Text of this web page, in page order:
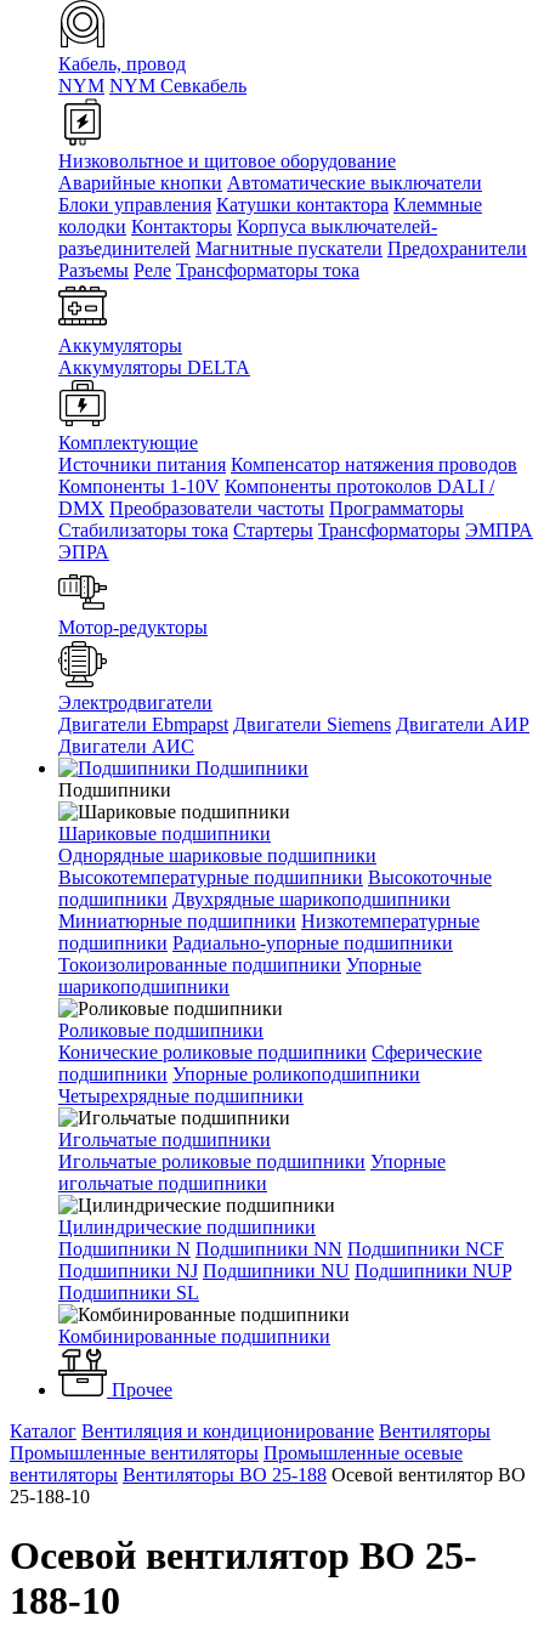
Кабель, провод
NYM NYM Севкабель
Низковольтное и щитовое оборудование
Аварийные кнопки Автоматические выключатели
Блоки управления Катушки контактора Клеммные
колодки Контакторы Корпуса выключателей-
разъединителей Магнитные пускатели Предохранители
Разъемы Реле Трансформаторы тока
Аккумуляторы
Аккумуляторы DELTA
Комплектующие
Источники питания Компенсатор натяжения проводов
Компоненты 1-10V Компоненты протоколов DALI /
DMX Преобразователи частоты Программаторы
Стабилизаторы тока Стартеры Трансформаторы ЭМПРА
ЭПРА
Мотор-редукторы
Электродвигатели
Двигатели Ebmpapst Двигатели Siemens Двигатели АИР
Двигатели АИС
Подшипники
Подшипники
Шариковые подшипники
Однорядные шариковые подшипники
Высокотемпературные подшипники Высокоточные
подшипники Двухрядные шарикоподшипники
Миниатюрные подшипники Низкотемпературные
подшипники Радиально-упорные подшипники
Токоизолированные подшипники Упорные
шарикоподшипники
Роликовые подшипники
Конические роликовые подшипники Сферические
подшипники Упорные роликоподшипники
Четырехрядные подшипники
Игольчатые подшипники
Игольчатые роликовые подшипники Упорные
игольчатые подшипники
Цилиндрические подшипники
Подшипники N Подшипники NN Подшипники NCF
Подшипники NJ Подшипники NU Подшипники NUP
Подшипники SL
Комбинированные подшипники
Прочее
Каталог Вентиляция и кондиционирование Вентиляторы
Промышленные вентиляторы Промышленные осевые
вентиляторы Вентиляторы ВО 25-188 Осевой вентилятор ВО
25-188-10
Осевой вентилятор ВО 25-
188-10